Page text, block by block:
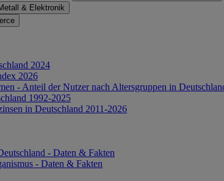
& Elektronik
2024
2026
- Anteil der Nutzer nach Altersgruppen in
1992-2025
in Deutschland 2011-2026
- Daten & Fakten
- Daten & Fakten